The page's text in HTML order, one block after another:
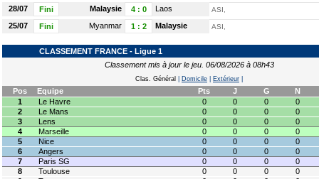
28/07 Fini Malaysie 4: 0 Laos ASI,
25/07 Fini Myanmar 1: 2 Malaysie ASI,
CLASSEMENT FRANCE - Ligue 1
Classement mis à jour le jeu. 06/08/2026 à 08h43
Clas. Général Domicile Extérieur
Pos Equipe Pts J G
N
1
Le Havre 0 0 0
0
2
Le Mans 0 0 0
0
3
Lens 0 0 0
0
4
Marseille 0 0 0
0
5
Nice 0 0 0
0
6
Angers 0 0 0
0
7
Paris SG 0 0 0
0
8
Toulouse 0 0 0
0